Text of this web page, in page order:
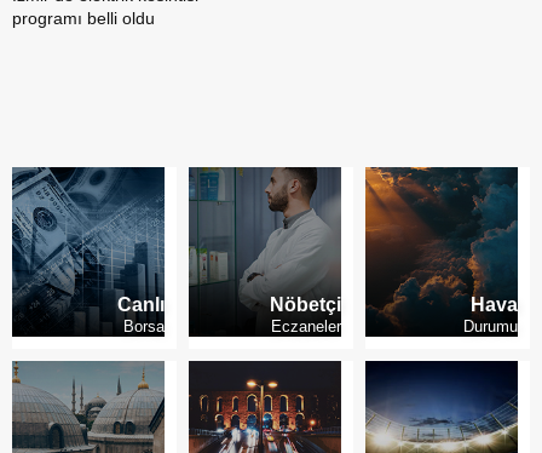
Canlı
Borsa
Nöbetçi
Eczaneler
Hava
Durumu